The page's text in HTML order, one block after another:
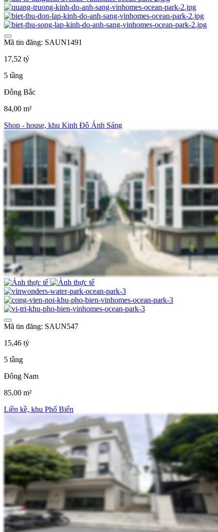
Mã tin đăng: SAUN1491
17,52 tỷ
5 tầng
Đông Bắc
84,00 m²
Shop - house, khu Kinh Đô Ánh Sáng
Mã tin đăng: SAUN547
15,46 tỷ
5 tầng
Đông Nam
85,00 m²
Liền kề, khu Phố Biển